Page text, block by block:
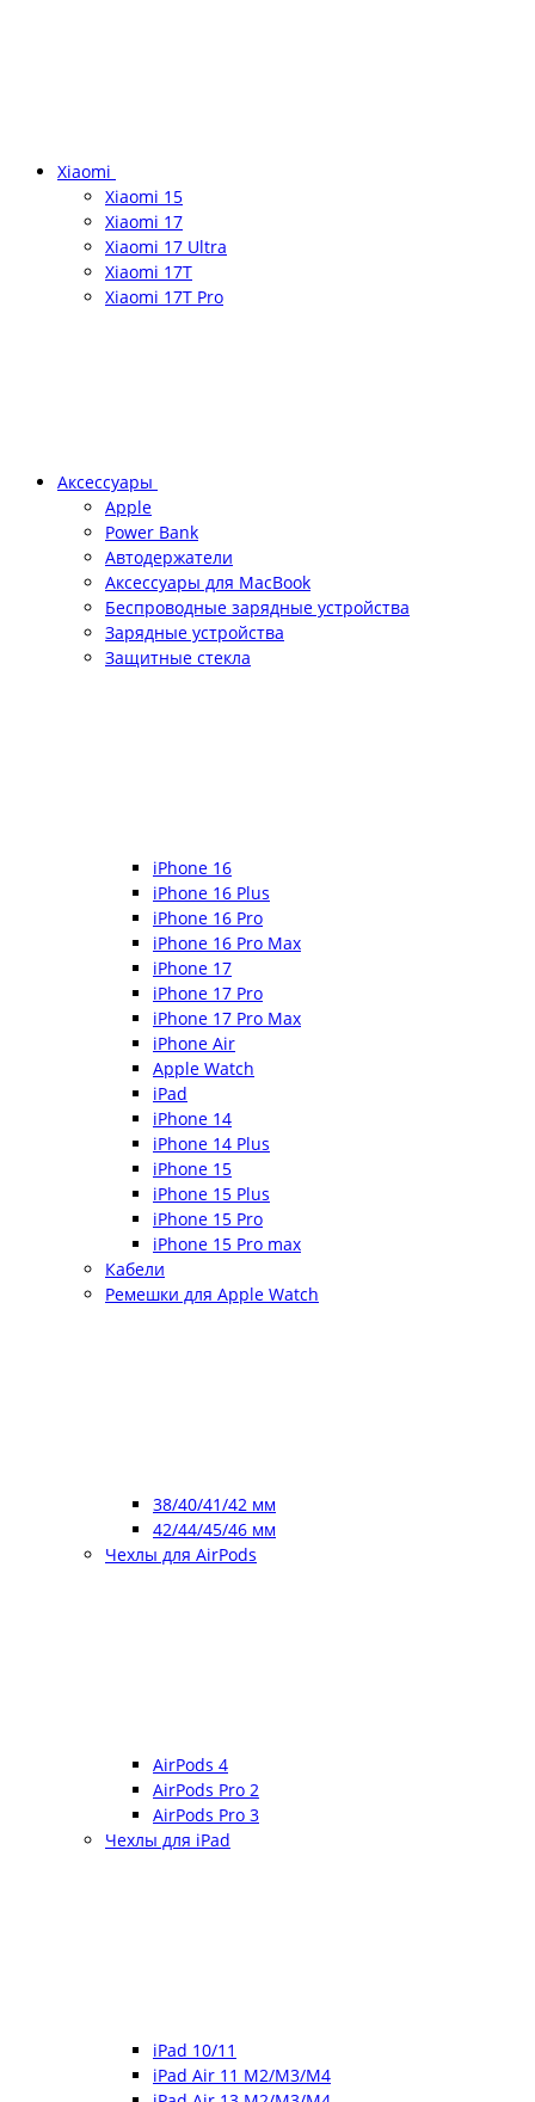
Xiaomi
Xiaomi 15
Xiaomi 17
Xiaomi 17 Ultra
Xiaomi 17T
Xiaomi 17T Pro
Аксессуары
Apple
Power Bank
Автодержатели
Аксессуары для MacBook
Беспроводные зарядные устройства
Зарядные устройства
Защитные стекла
iPhone 16
iPhone 16 Plus
iPhone 16 Pro
iPhone 16 Pro Max
iPhone 17
iPhone 17 Pro
iPhone 17 Pro Max
iPhone Air
Apple Watch
iPad
iPhone 14
iPhone 14 Plus
iPhone 15
iPhone 15 Plus
iPhone 15 Pro
iPhone 15 Pro max
Кабели
Ремешки для Apple Watch
38/40/41/42 мм
42/44/45/46 мм
Чехлы для AirPods
AirPods 4
AirPods Pro 2
AirPods Pro 3
Чехлы для iPad
iPad 10/11
iPad Air 11 M2/M3/M4